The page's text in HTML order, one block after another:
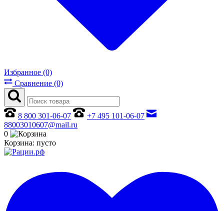
Избранное (0)
Сравнение (0)
8 800 301-06-07
+7 495 101-06-07
88003010607@mail.ru
0
Корзина: пусто